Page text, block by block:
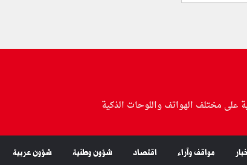
على مختلف الهواتف واللوحات الذكية
مواقف وآراء اقتصاد شؤون وطنية شؤون عربية